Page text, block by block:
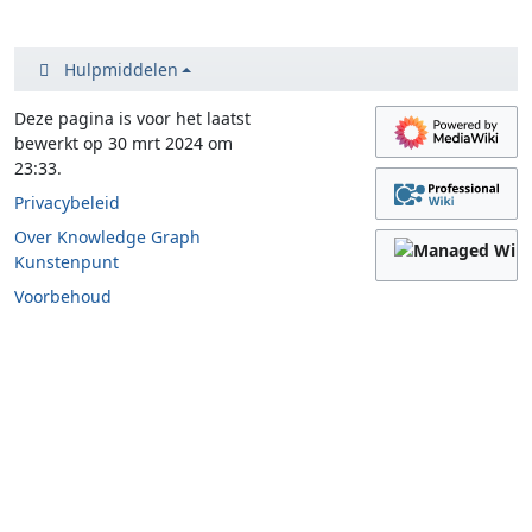
Hulpmiddelen
Deze pagina is voor het laatst
bewerkt op 30 mrt 2024 om
23:33.
Privacybeleid
Over Knowledge Graph
Kunstenpunt
Voorbehoud